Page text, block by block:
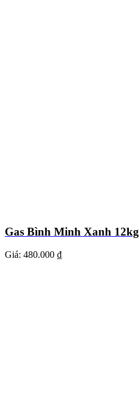
Gas Bình Minh Xanh 12kg
Giá: 480.000 ₫